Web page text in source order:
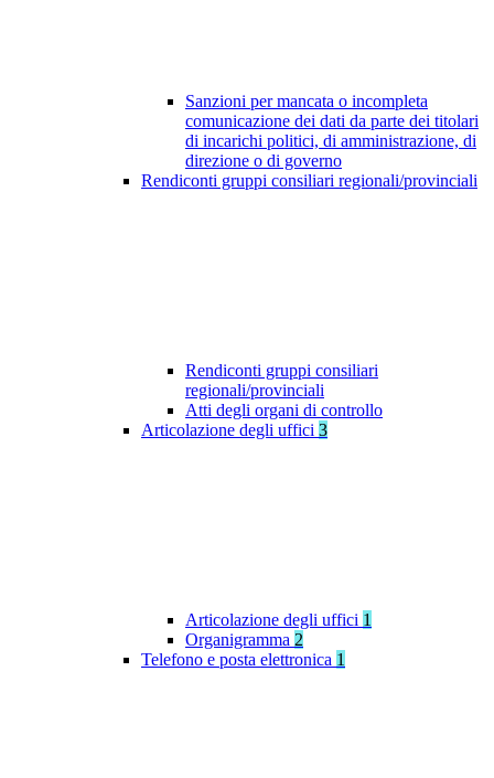
Sanzioni per mancata o incompleta
comunicazione dei dati da parte dei titolari
di incarichi politici, di amministrazione, di
direzione o di governo
Rendiconti gruppi consiliari regionali/provinciali
Rendiconti gruppi consiliari
regionali/provinciali
Atti degli organi di controllo
Articolazione degli uffici 3
Articolazione degli uffici 1
Organigramma 2
Telefono e posta elettronica 1